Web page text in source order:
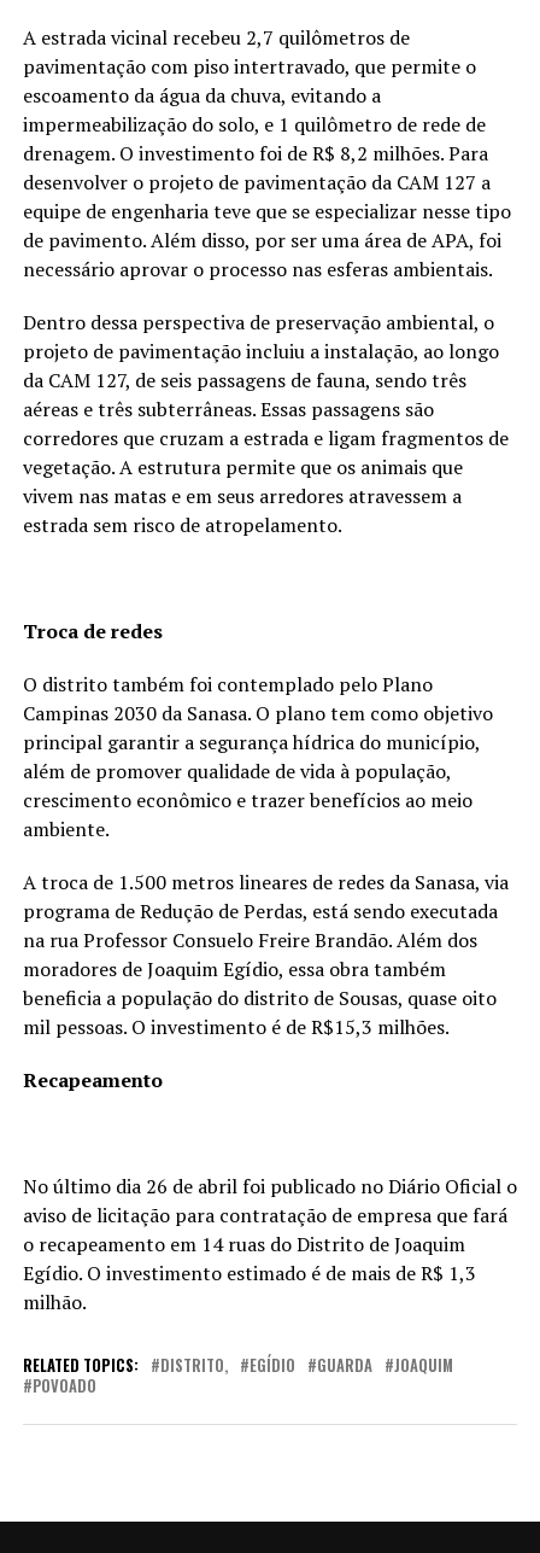
A estrada vicinal recebeu 2,7 quilômetros de
pavimentação com piso intertravado, que permite o
escoamento da água da chuva, evitando a
impermeabilização do solo, e 1 quilômetro de rede de
drenagem. O investimento foi de R$ 8,2 milhões. Para
desenvolver o projeto de pavimentação da CAM 127 a
equipe de engenharia teve que se especializar nesse tipo
de pavimento. Além disso, por ser uma área de APA, foi
necessário aprovar o processo nas esferas ambientais.
Dentro dessa perspectiva de preservação ambiental, o
projeto de pavimentação incluiu a instalação, ao longo
da CAM 127, de seis passagens de fauna, sendo três
aéreas e três subterrâneas. Essas passagens são
corredores que cruzam a estrada e ligam fragmentos de
vegetação. A estrutura permite que os animais que
vivem nas matas e em seus arredores atravessem a
estrada sem risco de atropelamento.
Troca de redes
O distrito também foi contemplado pelo Plano
Campinas 2030 da Sanasa. O plano tem como objetivo
principal garantir a segurança hídrica do município,
além de promover qualidade de vida à população,
crescimento econômico e trazer benefícios ao meio
ambiente.
A troca de 1.500 metros lineares de redes da Sanasa, via
programa de Redução de Perdas, está sendo executada
na rua Professor Consuelo Freire Brandão. Além dos
moradores de Joaquim Egídio, essa obra também
beneficia a população do distrito de Sousas, quase oito
mil pessoas. O investimento é de R$15,3 milhões.
Recapeamento
No último dia 26 de abril foi publicado no Diário Oficial o
aviso de licitação para contratação de empresa que fará
o recapeamento em 14 ruas do Distrito de Joaquim
Egídio. O investimento estimado é de mais de R$ 1,3
milhão.
RELATED TOPICS: DISTRITO, EGÍDIO GUARDA
JOAQUIM
POVOADO